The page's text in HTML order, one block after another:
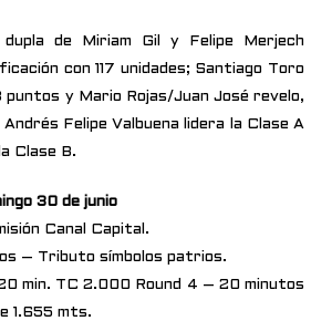
de Miriam Gil y Felipe Merjech
con 117 unidades; Santiago Toro
puntos y Mario Rojas/Juan José revelo,
Felipe Valbuena lidera la Clase A
Clase B.
30 de junio
Canal Capital.
– Tributo símbolos patrios.
20 min. TC 2.000 Round 4 – 20 minutos
1.655 mts.